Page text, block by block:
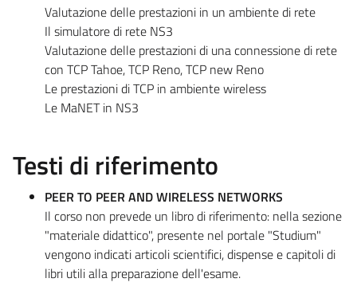
Valutazione delle prestazioni in un ambiente di rete
Il simulatore di rete NS3
Valutazione delle prestazioni di una connessione di rete
con TCP Tahoe, TCP Reno, TCP new Reno
Le prestazioni di TCP in ambiente wireless
Le MaNET in NS3
Testi di riferimento
PEER TO PEER AND WIRELESS NETWORKS
Il corso non prevede un libro di riferimento: nella sezione
"materiale didattico", presente nel portale "Studium"
vengono indicati articoli scientifici, dispense e capitoli di
libri utili alla preparazione dell'esame.